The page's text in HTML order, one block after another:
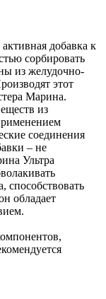
добавка к
сорбировать
из желудочно-
этот
Марина.
из
соединения
– не
Ультра
способствовать
обладает